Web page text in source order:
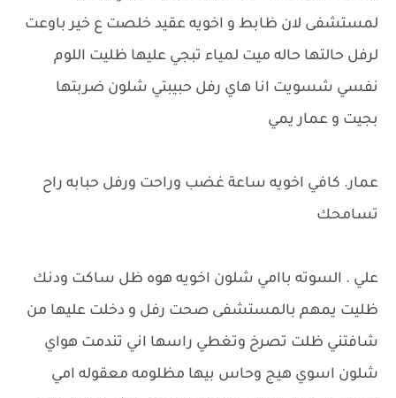
لمستشفى لان ظابط و اخويه عقيد خلصت ع خير باوعت
لرفل حالتها حاله ميت لمياء تبجي عليها ظليت اللوم
نفسي شسويت انا هاي رفل حبيبتي شلون ضربتها
بجيت و عمار يمي
عمار. كافي اخويه ساعة غضب وراحت ورفل حبابه راح
تسامحك
علي . السوته باامي شلون اخويه هوه ظل ساكت ودنك
ظليت يمهم بالمستشفى صحت رفل و دخلت عليها من
شافتني ظلت تصرخ وتغطي راسها اني تندمت هواي
شلون اسوي هيج وحاس بيها مظلومه معقوله امي